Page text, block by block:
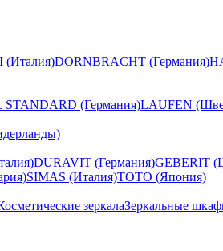
(Италия)DORNBRACHT (Германия)
STANDARD (Германия)LAUFEN
DURAVIT (Германия)GEBERIT
SIMAS (Италия)TOTO (Япония)
зеркалаЗеркальные